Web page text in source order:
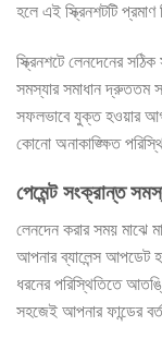
হলে এই স্ক্রিনশটটি প্রমাণ
স্ক্রিনশটে লেনদেনের
সমস্যার সমাধান দ্রুততম
সফলভাবে যুক্ত হওয়ার আগ
কোনো অনাকাঙ্ক্ষিত
পেমেন্ট সংক্রান্ত
লেনদেন করার সময় মাঝে
আপনার ব্যালেন্স আপডেট
ধরনের পরিস্থিতিতে
সহজেই আপনার ফান্ডের